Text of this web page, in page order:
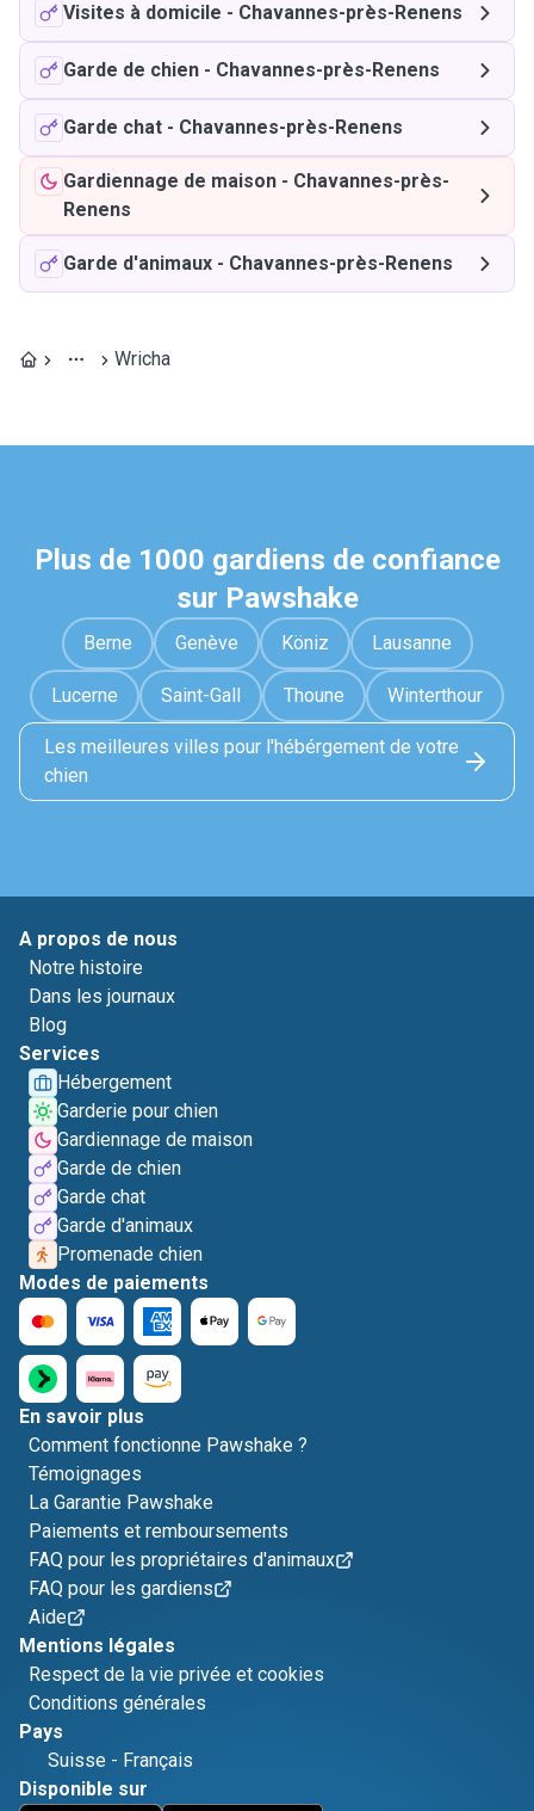
Visites à domicile - Chavannes-près-Renens
Garde de chien - Chavannes-près-Renens
Garde chat - Chavannes-près-Renens
Gardiennage de maison - Chavannes-près-
Renens
Garde d'animaux - Chavannes-près-Renens
Wricha
Plus de 1000 gardiens de confiance
sur Pawshake
Berne Genève Köniz Lausanne
Lucerne Saint-Gall Thoune Winterthour
Les meilleures villes pour l'hébérgement de votre
chien
A propos de nous
Notre histoire
Dans les journaux
Blog
Services
Hébergement
Garderie pour chien
Gardiennage de maison
Garde de chien
Garde chat
Garde d'animaux
Promenade chien
Modes de paiements
En savoir plus
Comment fonctionne Pawshake ?
Témoignages
La Garantie Pawshake
Paiements et remboursements
FAQ pour les propriétaires d'animaux
FAQ pour les gardiens
Aide
Mentions légales
Respect de la vie privée et cookies
Conditions générales
Pays
Suisse - Français
Disponible sur